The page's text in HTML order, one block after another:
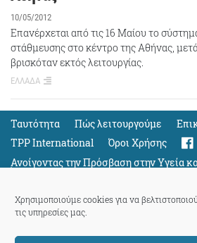
Χρησιμοποιούμε cookies για να
τις υπηρεσίες μας.
10/05/2012
Επανέρχεται από τις 16 Μαίου το
στάθμευσης στο κέντρο της Αθήνας,
βρισκόταν εκτός λειτουργίας.
ΕΛΛΑΔΑ
Ταυτότητα Πώς λειτουργούμε
TPP International
Όροι Χρήσης
Ανοίγοντας την Πρόσβαση στην Υγεία
Όλους